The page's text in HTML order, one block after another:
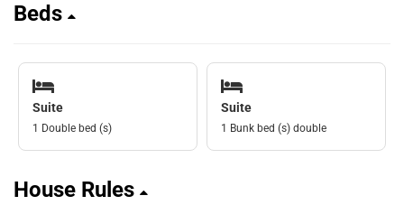
Beds
Suite
1 Double bed (s)
Suite
1 Bunk bed (s) double
House Rules